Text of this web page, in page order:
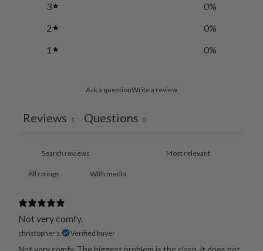
3
0%
2
0%
1
0%
Ask a questionWrite a review
Reviews 1 Questions 0
With media
Not very comfy.
christopher s. Verified buyer
Not very comfy. The biggest problem is the clasp, it does not